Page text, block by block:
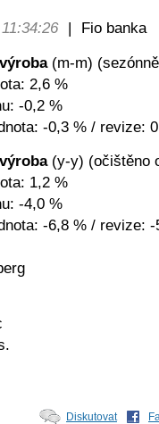
|
Fio banka
(m-m)
2,6 %
-0,2 %
-0,3 % / revize:
(y-y) (očištěno
1,2 %
-4,0 %
-6,8 % / revize: -
Diskutovat